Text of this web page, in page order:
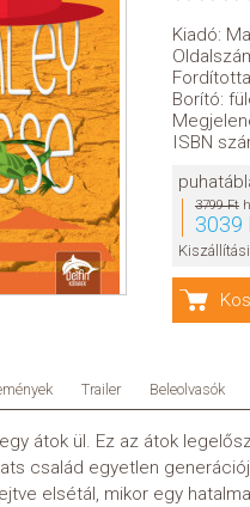
Kiadó:
Borító:
ISBN
3799 Ft
3039
Trailer Beleolvasók
átok ül. Ez az átok
család egyetlen
elsétál, mikor egy